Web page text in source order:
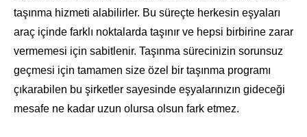
taşınma hizmeti alabilirler. Bu süreçte herkesin eşyaları
araç içinde farklı noktalarda taşınır ve hepsi birbirine zarar
vermemesi için sabitlenir. Taşınma sürecinizin sorunsuz
geçmesi için tamamen size özel bir taşınma programı
çıkarabilen bu şirketler sayesinde eşyalarınızın gideceği
mesafe ne kadar uzun olursa olsun fark etmez.